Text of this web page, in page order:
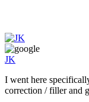
JK
I went here
correction / filler and